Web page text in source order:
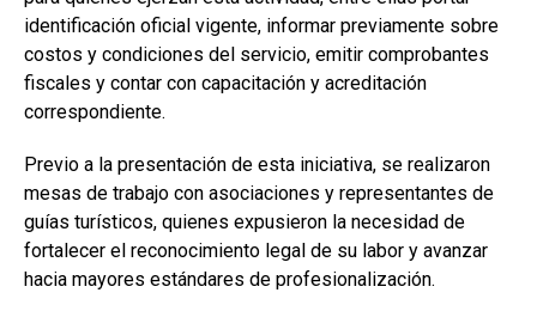
identificación oficial vigente, informar previamente sobre
costos y condiciones del servicio, emitir comprobantes
fiscales y contar con capacitación y acreditación
correspondiente.
Previo a la presentación de esta iniciativa, se realizaron
mesas de trabajo con asociaciones y representantes de
guías turísticos, quienes expusieron la necesidad de
fortalecer el reconocimiento legal de su labor y avanzar
hacia mayores estándares de profesionalización.